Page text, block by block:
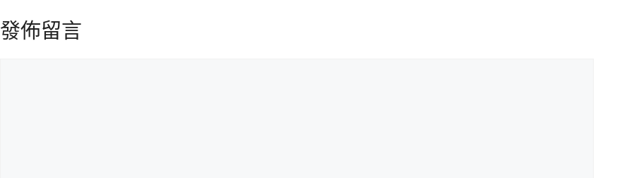
發佈留言